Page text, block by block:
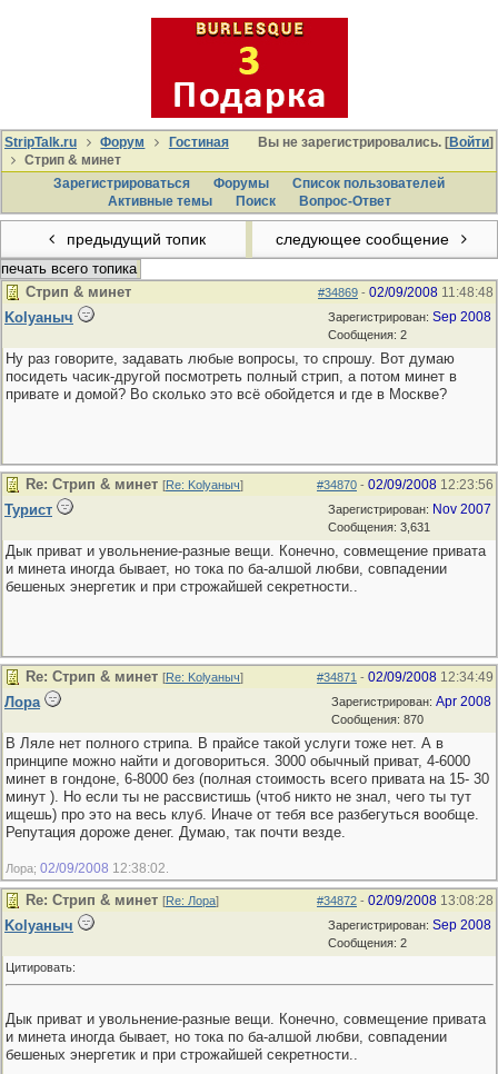
Вы не зарегистрировались. [Войти]
StripTalk.ru Форум
Гостиная
Стрип & минет
Зарегистрироваться
Форумы
Список пользователей
Активные темы
Поиcк Вопрос-Ответ
предыдущий топик следующее сообщение
печать всего топика
#34869 - 02/09/2008 11:48:48
Стрип & минет
Зарегистрирован: Sep 2008
Сообщения: 2
Kolyaныч
Ну раз говорите, задавать любые вопросы, то спрошу. Вот думаю
посидеть часик-другой посмотреть полный стрип, а потом минет в
привате и домой? Во сколько это всё обойдется и где в Москве?
#34870 - 02/09/2008 12:23:56
Re: Стрип & минет [Re: Kolyaныч]
Зарегистрирован: Nov 2007
Сообщения: 3,631
Турист
Дык приват и увольнение-разные вещи. Конечно, совмещение привата
и минета иногда бывает, но тока по ба-алшой любви, совпадении
бешеных энергетик и при строжайшей секретности..
#34871 - 02/09/2008 12:34:49
Re: Стрип & минет [Re: Kolyaныч]
Зарегистрирован: Apr 2008
Сообщения: 870
Лора
В Ляле нет полного стрипа. В прайсе такой услуги тоже нет. А в
принципе можно найти и договориться. 3000 обычный приват, 4-6000
минет в гондоне, 6-8000 без (полная стоимость всего привата на 15- 30
минут ). Но если ты не рассвистишь (чтоб никто не знал, чего ты тут
ищешь) про это на весь клуб. Иначе от тебя все разбегуться вообще.
Репутация дороже денег. Думаю, так почти везде.
Лора; 02/09/2008 12:38:02
#34872 - 02/09/2008 13:08:28
Re: Стрип & минет [Re: Лора]
Зарегистрирован: Sep 2008
Сообщения: 2
Kolyaныч
Цитировать:
Дык приват и увольнение-разные вещи. Конечно, совмещение привата
и минета иногда бывает, но тока по ба-алшой любви, совпадении
бешеных энергетик и при строжайшей секретности..